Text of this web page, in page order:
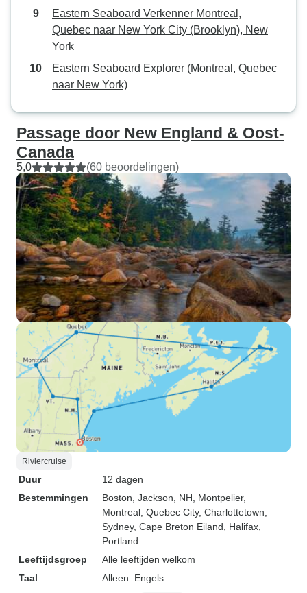
Eastern Seaboard Verkenner Montreal,
Quebec naar New York City (Brooklyn), New
York
Eastern Seaboard Explorer (Montreal, Quebec
naar New York)
Passage door New England & Oost-
Canada
5,0 (60 beoordelingen)
Riviercruise
Duur
12 dagen
Bestemmingen
Boston , Jackson, NH , Montpelier,
Montreal , Quebec City, Charlottetown
Sydney, Cape Breton Eiland , Halifax
Portland
Leeftijdsgroep
Alle leeftijden welkom
Taal
Alleen: Engels